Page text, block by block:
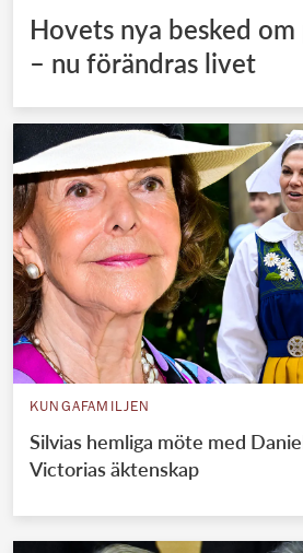
Hovets nya besked
– nu förändras livet
KUNGAFAMILJEN
Silvias hemliga möte med
Victorias äktenskap